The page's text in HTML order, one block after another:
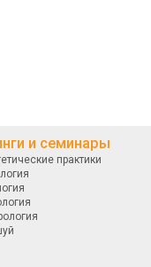
и семинары
практики